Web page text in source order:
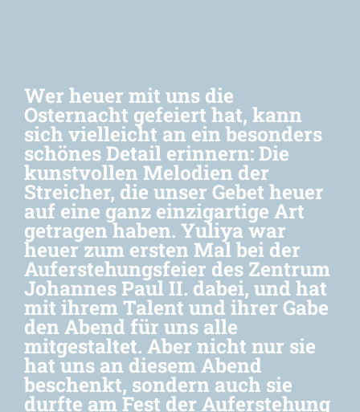
Wer heuer mit uns die
Osternacht gefeiert hat, kann
sich vielleicht an ein besonders
schönes Detail erinnern: Die
kunstvollen Melodien der
Streicher, die unser Gebet heuer
auf eine ganz einzigartige Art
getragen haben. Yuliya war
heuer zum ersten Mal bei der
Auferstehungsfeier des Zentrum
Johannes Paul II. dabei, und hat
mit ihrem Talent und ihrer Gabe
den Abend für uns alle
mitgestaltet. Aber nicht nur sie
hat uns an diesem Abend
beschenkt, sondern auch sie
durfte am Fest der Auferstehung